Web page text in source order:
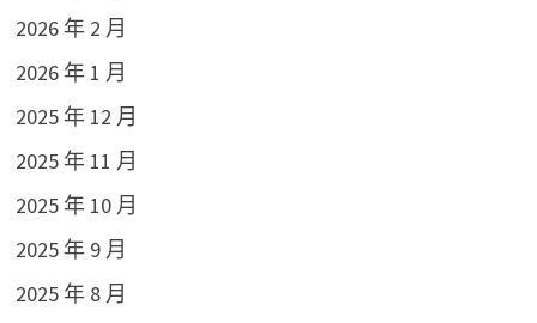
2026 年 2 月
2026 年 1 月
2025 年 12 月
2025 年 11 月
2025 年 10 月
2025 年 9 月
2025 年 8 月